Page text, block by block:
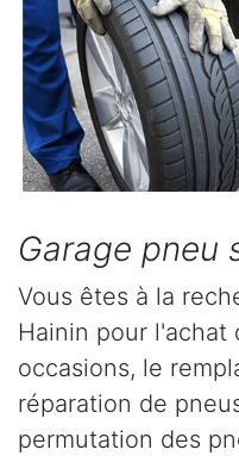
Garage pneu
Vous êtes à la
Hainin pour l'achat
occasions, le
réparation de
permutation des